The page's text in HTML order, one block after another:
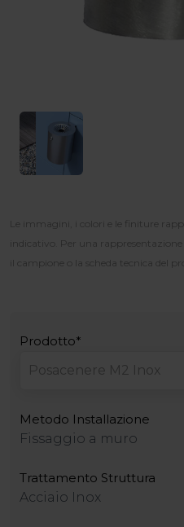
Le immagini, i colori e le finiture
indicativo. Per una
il campione o la scheda tecnica del
Prodotto*
Metodo Installazione
Fissaggio a muro
Trattamento Struttura
Acciaio Inox